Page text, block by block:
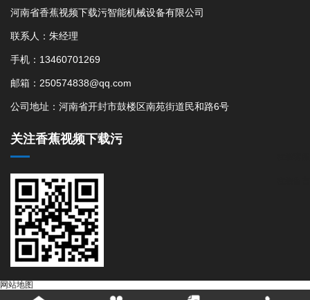
河南省香蕉视频下载污智能机械设备有限公司
联系人：朱经理
手机：13460701269
邮箱：250574838@qq.com
公司地址：河南省开封市鼓楼区南苑街道民和路6号
关注香蕉视频下载污
网站地图